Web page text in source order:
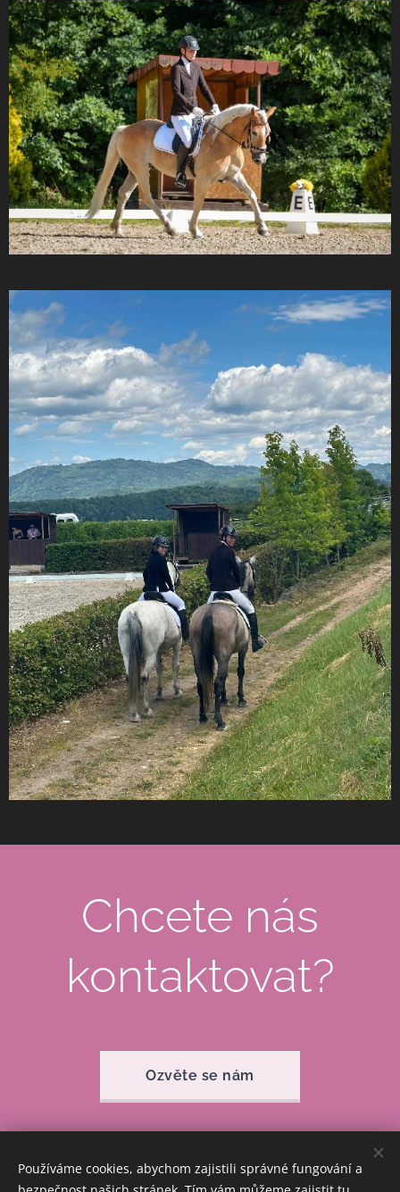
Chcete nás
kontaktovat?
Ozvěte se nám
Používáme cookies, abychom zajistili správné fungování a